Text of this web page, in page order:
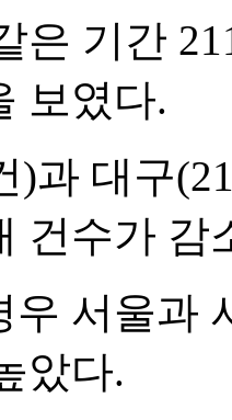
은 기간
보였다.
)과 대구
건수가 감
우 서울과
았다.